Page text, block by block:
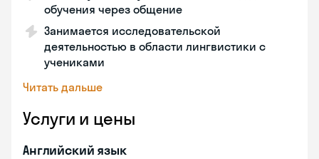
обучения через общение
Занимается исследовательской
деятельностью в области лингвистики с
учениками
Читать дальше
Услуги и цены
Английский язык